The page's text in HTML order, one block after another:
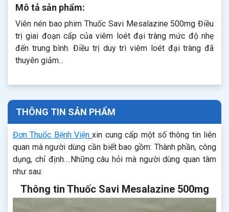
Mô tả sản phẩm:
Viên nén bao phim Thuốc Savi Mesalazine 500mg Điều
trị giai đoạn cấp của viêm loét đại tràng mức độ nhẹ
đến trung bình. Điều trị duy trì viêm loét đại tràng đã
thuyên giảm...
THÔNG TIN SẢN PHẨM
Đơn Thuốc Bệnh Viện xin cung cấp một số thông tin liên
quan mà người dùng cần biết bao gồm: Thành phần, công
dụng, chỉ định….Những câu hỏi mà người dùng quan tâm
như sau:
Thông tin Thuốc Savi Mesalazine 500mg